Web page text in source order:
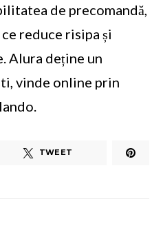
de precomandă,
reduce risipa și
Alura deține un
vinde online prin
TWEET